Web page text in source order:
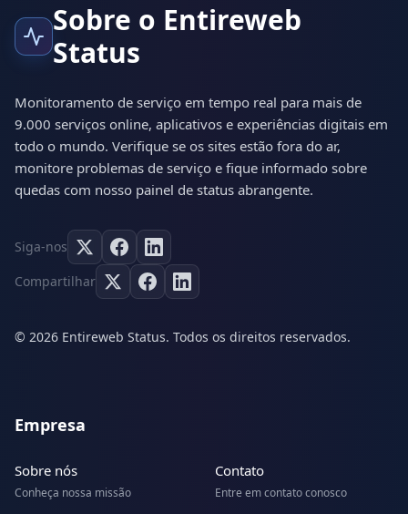
Sobre o Entireweb
Status
Monitoramento de serviço em tempo real para mais de
9.000 serviços online, aplicativos e experiências digitais em
todo o mundo. Verifique se os sites estão fora do ar,
monitore problemas de serviço e fique informado sobre
quedas com nosso painel de status abrangente.
Siga-nos
Compartilhar
© 2026 Entireweb Status. Todos os direitos reservados.
Empresa
Sobre nós
Conheça nossa missão
Contato
Entre em contato conosco